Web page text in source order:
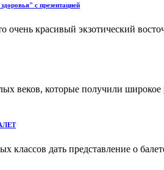
с презентацией
красивый экзотический
которые получили широкое
классов дать представление о